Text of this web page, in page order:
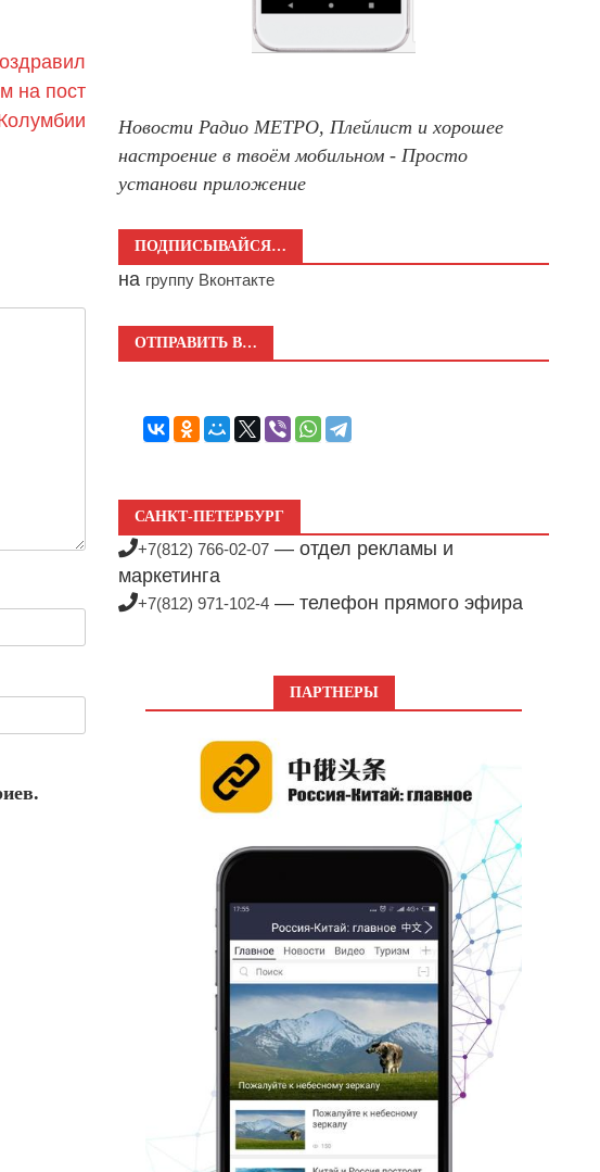
на пост
Новости Радио МЕТРО, Плейлист и хорошее
настроение в твоём мобильном - Просто
установи приложение
ПОДПИСЫВАЙСЯ…
на группу Вконтакте
ОТПРАВИТЬ В…
САНКТ-ПЕТЕРБУРГ
+7(812) 766-02-07 — отдел рекламы и
маркетинга
+7(812) 971-102-4 — телефон прямого эфира
ПАРТНЕРЫ